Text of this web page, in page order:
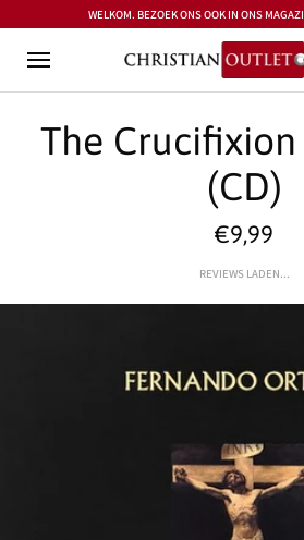
WELKOM. BEZOEK ONS OOK IN ONS
The Crucifixion
(CD)
€9,99
REVIEWS LADEN...